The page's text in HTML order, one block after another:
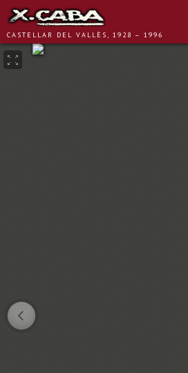
CASTELLAR DEL VALLÈS, 1928 – 1996